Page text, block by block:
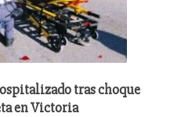
tras choque
en Victoria